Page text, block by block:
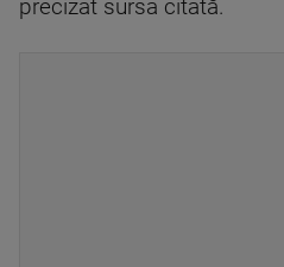
precizat sursa citată.